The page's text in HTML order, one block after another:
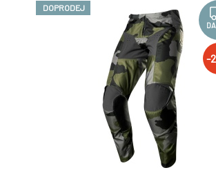
DOPRODEJ
-